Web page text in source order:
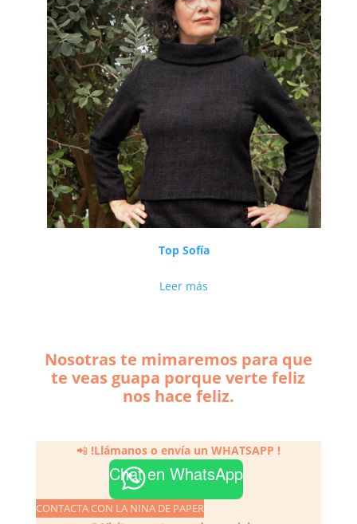
Top Sofía
Leer más
Nosotras te mimaremos para que
te veas guapa porque verte feliz
nos hace feliz.
📲 !Llámanos o envía un WHATSAPP !
Chat en WhatsApp
CONTACTA CON LA NINA DE PAPER